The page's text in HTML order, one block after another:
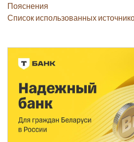
Пояснения
Список использованных